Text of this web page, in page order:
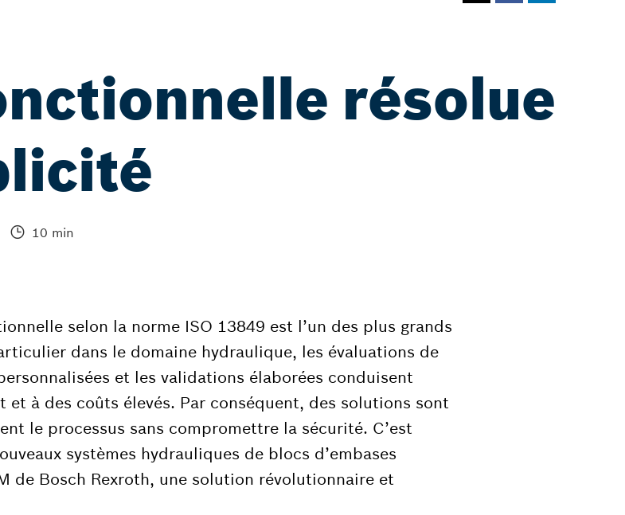
résolue
10 min
selon la norme ISO 13849 est l’un des plus grands
dans le domaine hydraulique, les évaluations de
et les validations élaborées conduisent
et à des coûts élevés. Par conséquent, des solutions sont
le processus sans compromettre la sécurité. C’est
systèmes hydrauliques de blocs d’embases
de Bosch Rexroth, une solution révolutionnaire et